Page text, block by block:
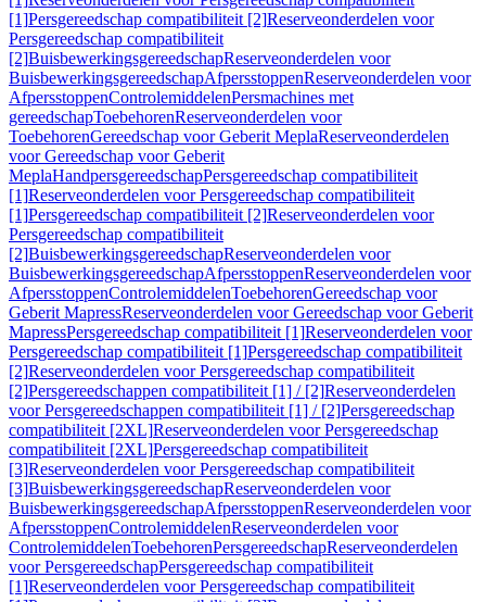
[1]Persgereedschap compatibiliteit [2]Reserveonderdelen voor
Persgereedschap compatibiliteit
[2]BuisbewerkingsgereedschapReserveonderdelen voor
BuisbewerkingsgereedschapAfpersstoppenReserveonderdelen voor
AfpersstoppenControlemiddelenPersmachines met
gereedschapToebehorenReserveonderdelen voor
ToebehorenGereedschap voor Geberit MeplaReserveonderdelen
voor Gereedschap voor Geberit
MeplaHandpersgereedschapPersgereedschap compatibiliteit
[1]Reserveonderdelen voor Persgereedschap compatibiliteit
[1]Persgereedschap compatibiliteit [2]Reserveonderdelen voor
Persgereedschap compatibiliteit
[2]BuisbewerkingsgereedschapReserveonderdelen voor
BuisbewerkingsgereedschapAfpersstoppenReserveonderdelen voor
AfpersstoppenControlemiddelenToebehorenGereedschap voor
Geberit MapressReserveonderdelen voor Gereedschap voor Geberit
MapressPersgereedschap compatibiliteit [1]Reserveonderdelen voor
Persgereedschap compatibiliteit [1]Persgereedschap compatibiliteit
[2]Reserveonderdelen voor Persgereedschap compatibiliteit
[2]Persgereedschappen compatibiliteit [1] / [2]Reserveonderdelen
voor Persgereedschappen compatibiliteit [1] / [2]Persgereedschap
compatibiliteit [2XL]Reserveonderdelen voor Persgereedschap
compatibiliteit [2XL]Persgereedschap compatibiliteit
[3]Reserveonderdelen voor Persgereedschap compatibiliteit
[3]BuisbewerkingsgereedschapReserveonderdelen voor
BuisbewerkingsgereedschapAfpersstoppenReserveonderdelen voor
AfpersstoppenControlemiddelenReserveonderdelen voor
ControlemiddelenToebehorenPersgereedschapReserveonderdelen
voor PersgereedschapPersgereedschap compatibiliteit
[1]Reserveonderdelen voor Persgereedschap compatibiliteit